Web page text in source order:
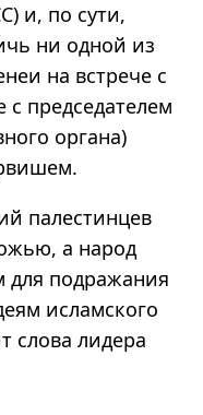
и, по сути,
ни одной из
на встрече с
председателем
органа)
палестинцев
а народ
для подражания
исламского
слова лидера